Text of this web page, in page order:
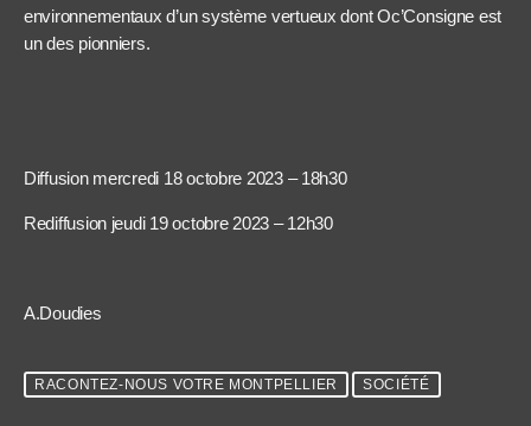
environnementaux d’un système vertueux dont Oc’Consigne est
un des pionniers.
Diffusion mercredi 18 octobre 2023 – 18h30
Rediffusion jeudi 19 octobre 2023 – 12h30
A.Doudies
RACONTEZ-NOUS VOTRE MONTPELLIER SOCIÉTÉ